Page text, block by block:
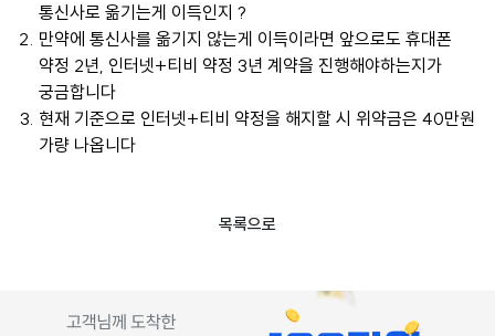
통신사로 옮기는게 이득인지 ?
만약에 통신사를 옮기지 않는게 이득이라면 앞으로도 휴대폰
약정 2년, 인터넷+티비 약정 3년 계약을 진행해야하는지가
궁금합니다
현재 기준으로 인터넷+티비 약정을 해지할 시 위약금은 40만원
가량 나옵니다
목록으로